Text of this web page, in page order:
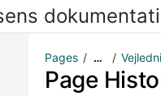
Pages …
Page